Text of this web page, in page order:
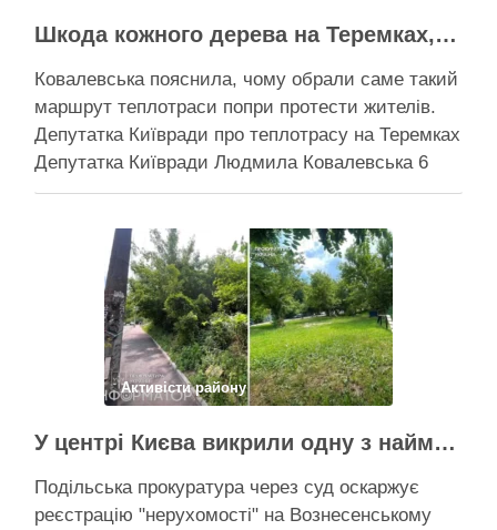
Шкода кожного дерева на Теремках, але тепло мають подати в 400 будинків – депутатка Київради
Ковалевська пояснила, чому обрали саме такий
маршрут теплотраси попри протести жителів.
Депутатка Київради про теплотрасу на Теремках
Депутатка Київради Людмила Ковалевська 6
серпня прокоментувала конфлікт навколо
на Теремках, заявивши, що розуміє обурення
жителів через вирубку дерев, але наполягає на
необхідності забезпечити теплом понад 400
будинків. …
Поділитися у соцмережах:
Активісти району
У центрі Києва викрили одну з наймасштабніших туалетних схем з фіктивним будинком
Подільська прокуратура через суд оскаржує
реєстрацію "нерухомості" на Вознесенському